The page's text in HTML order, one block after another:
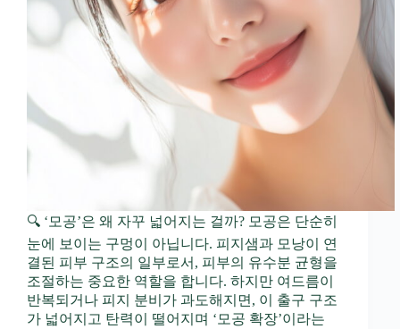
🔍 ‘모공’은 왜 자꾸 넓어지는 걸까? 모공은 단순히
눈에 보이는 구멍이 아닙니다. 피지샘과 모낭이 연
결된 피부 구조의 일부로서, 피부의 유수분 균형을
조절하는 중요한 역할을 합니다. 하지만 여드름이
반복되거나 피지 분비가 과도해지면, 이 출구 구조
가 넓어지고 탄력이 떨어지며 ‘모공 확장’이라는